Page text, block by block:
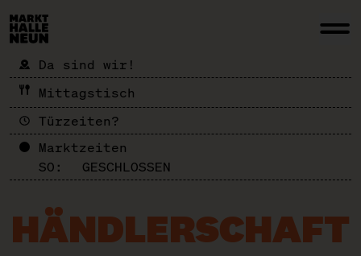
Da sind wir!
Mittagstisch
Türzeiten?
Marktzeiten
SO:
GESCHLOSSEN
HÄNDLER­SCHAFT